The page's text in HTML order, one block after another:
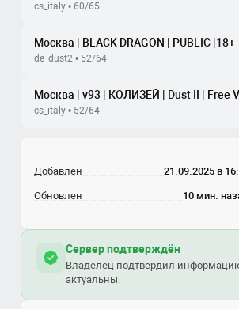
cs_italy • 60/65
Москва | BLACK DRAGON | PUBLIC |18+
de_dust2 • 52/64
cs_italy • 52/64
Добавлен 21.09.2025 в
Обновлен 10 мин.
Сервер подтверждён
Владелец подтвердил
актуальны.